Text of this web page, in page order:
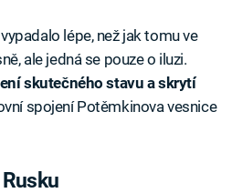
lépe, než jak tomu ve
ale jedná se pouze o iluzi.
skutečného stavu a skrytí
spojení Potěmkinova vesnice